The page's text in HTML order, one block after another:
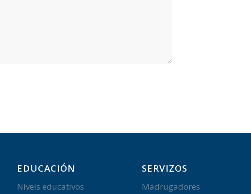
EDUCACIÓN
Niveis educativos
SERVIZOS
Madrugadores